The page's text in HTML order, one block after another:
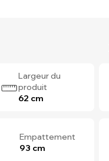
Largeur du
produit
62 cm
Empattement
93 cm